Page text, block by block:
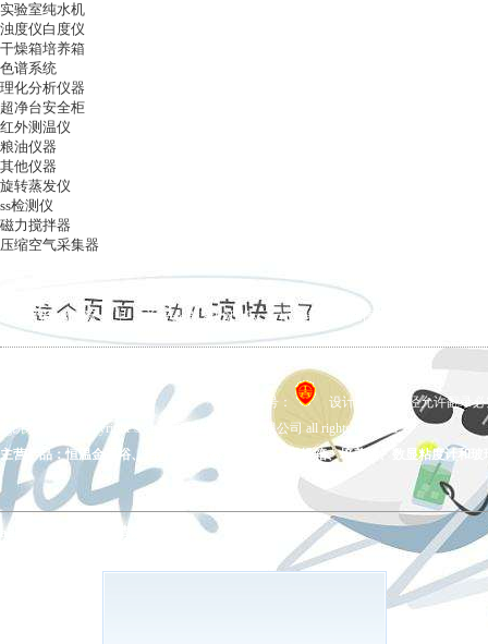
实验室纯水机
浊度仪白度仪
干燥箱培养箱
色谱系统
理化分析仪器
超净台安全柜
红外测温仪
粮油仪器
其他仪器
旋转蒸发仪
ss检测仪
磁力搅拌器
压缩空气采集器
ag凯发k8国际 | 关于ag凯发k8国际 | ag凯发k8国际的产品展示
备案号：
设计制作，未经允许翻录
ag凯发k8国际 copyright © 上海五相仪器仪表有限公司 all rights reserved.
主营产品：恒温金属浴、拍打式均质器、氮吹仪、干燥箱、培养箱、数显粘度计和
ag凯发k8国际的友情链接：